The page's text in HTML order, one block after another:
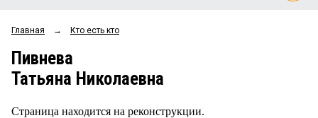
ОБЩЕСТВО
ЗАКОН
Главная → Кто есть кто
Пивнева
Татьяна Николаевна
Страница находится на реконструкции.